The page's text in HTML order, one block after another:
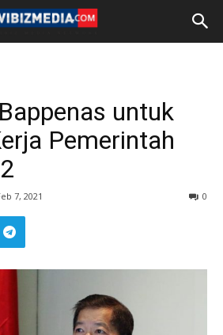
untuk
Pemerintah
7, 2021 0